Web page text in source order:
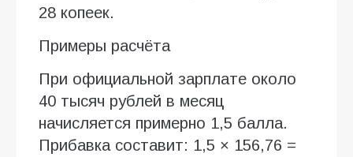
28 копеек.
Примеры расчёта
При официальной зарплате около
40 тысяч рублей в месяц
начисляется примерно 1,5 балла.
Прибавка составит: 1,5 × 156,76 =